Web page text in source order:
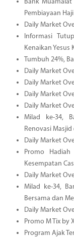
Bank
Pembiayaan
Daily Market
Informasi
Kenaikan Yesus
Tumbuh 24%,
Daily Market
Daily Market
Daily Market
Daily Market
Milad ke-34,
Renovasi
Daily Market
Promo
Kesempatan
Daily Market
Milad ke-34,
Bersama dan
Daily Market
Promo M Tix by
Program Ajak